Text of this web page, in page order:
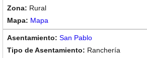
Rural
Mapa
San Pablo
Ranchería